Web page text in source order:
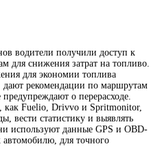
водители получили доступ к
для снижения затрат на топливо.
для экономии топлива
дают рекомендации по маршрутам
о перерасходе.
как Fuelio, Drivvo и Spritmonitor,
вести статистику и выявлять
используют данные GPS и OBD-
для точного